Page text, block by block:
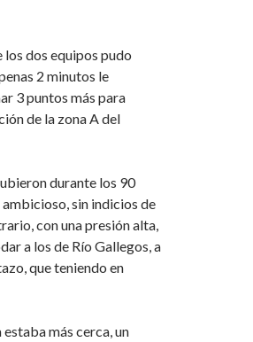
los dos equipos pudo
2 minutos le
3 puntos más para
de la zona A del
durante los 90
sin indicios de
con una presión alta,
a los de Río Gallegos, a
que teniendo en
más cerca, un